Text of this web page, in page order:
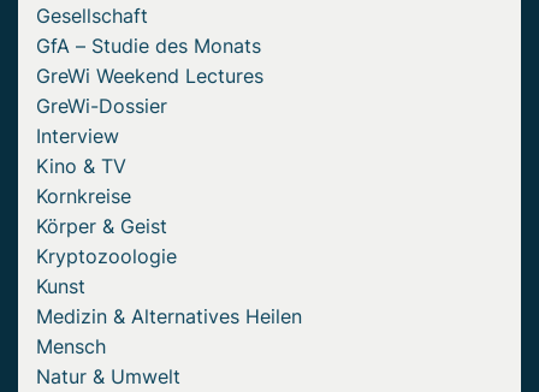
Gesellschaft
GfA – Studie des Monats
GreWi Weekend Lectures
GreWi-Dossier
Interview
Kino & TV
Kornkreise
Körper & Geist
Kryptozoologie
Kunst
Medizin & Alternatives Heilen
Mensch
Natur & Umwelt